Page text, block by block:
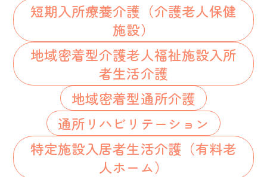
短期入所療養介護（介護老人保健
施設）
地域密着型介護老人福祉施設入所
者生活介護
地域密着型通所介護
通所リハビリテーション
特定施設入居者生活介護（有料老
人ホーム）